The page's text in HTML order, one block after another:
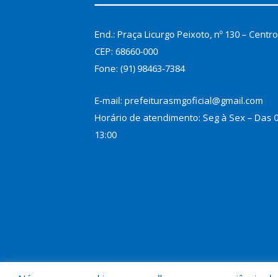
End.: Praça Licurgo Peixoto, nº 130 – Centro
CEP: 68660-000
Fone: (91) 98463-7384
E-mail: prefeiturasmgoficial@gmail.com
Horário de atendimento: Seg à Sex – Das
13:00